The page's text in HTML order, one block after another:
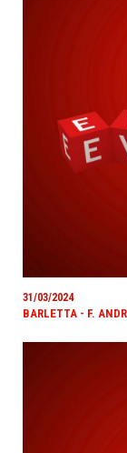
31/03/2024
BARLETTA - F.